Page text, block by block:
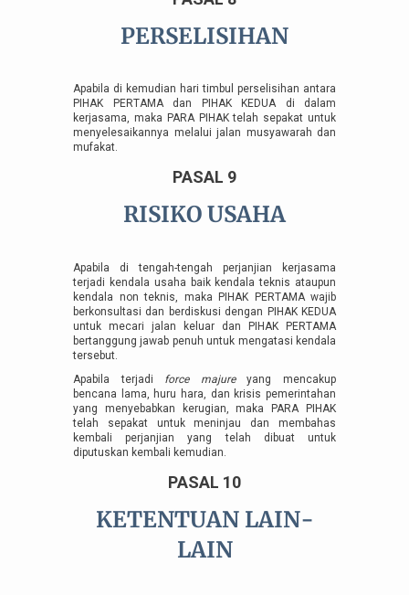
PERSELISIHAN
Apabila di kemudian hari timbul perselisihan antara
PIHAK PERTAMA dan PIHAK KEDUA di dalam
kerjasama, maka PARA PIHAK telah sepakat untuk
menyelesaikannya melalui jalan musyawarah dan
mufakat.
PASAL 9
RISIKO USAHA
Apabila di tengah-tengah perjanjian kerjasama
terjadi kendala usaha baik kendala teknis ataupun
kendala non teknis, maka PIHAK PERTAMA wajib
berkonsultasi dan berdiskusi dengan PIHAK KEDUA
untuk mecari jalan keluar dan PIHAK PERTAMA
bertanggung jawab penuh untuk mengatasi kendala
tersebut.
Apabila terjadi force majureyang mencakup
bencana lama, huru hara, dan krisis pemerintahan
yang menyebabkan kerugian, maka PARA PIHAK
telah sepakat untuk meninjau dan membahas
kembali perjanjian yang telah dibuat untuk
diputuskan kembali kemudian.
PASAL 10
KETENTUAN LAIN-
LAIN